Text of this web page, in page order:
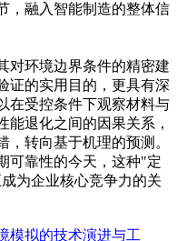
，融入智能制造的整体信
对环境边界条件的精密建
证的实用目的，更具有深
受控条件下观察材料与
能退化之间的因果关系，
转向基于机理的预测。
可靠性的今天，这种"定
为企业核心竞争力的关
模拟的技术演进与工